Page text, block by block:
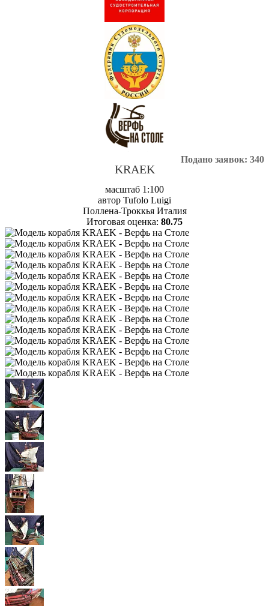
Подано заявок: 340
KRAEK
масштаб 1:100
автор Tufolo Luigi
Поллена-Троккья Италия
Итоговая оценка: 80.75